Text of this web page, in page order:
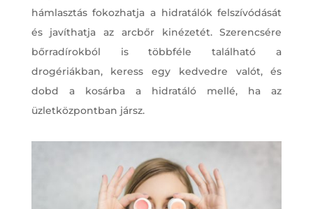
hámlasztás fokozhatja a hidratálók felszívódását
és javíthatja az arcbőr kinézetét. Szerencsére
bőrradírokból is többféle található a
drogériákban, keress egy kedvedre valót, és
dobd a kosárba a hidratáló mellé, ha az
üzletközpontban jársz.